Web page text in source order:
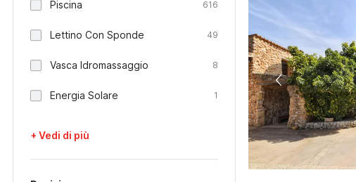
Piscina 616
Lettino Con Sponde 49
Vasca Idromassaggio 8
Energia Solare 1
+ Vedi di più